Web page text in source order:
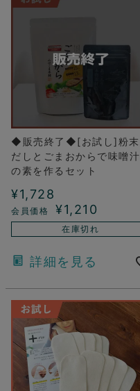
◆販売終了◆[お試し]粉末
だしとごまおからで味噌汁
の素を作るセット
¥1,728
¥1,210
在庫切れ
詳細を見る